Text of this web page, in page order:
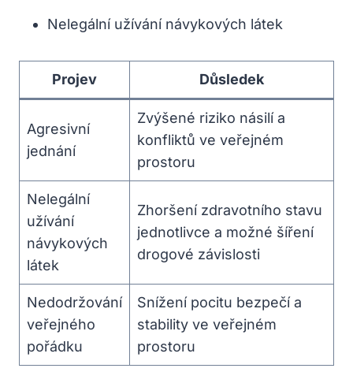
Nelegální užívání návykových látek
Projev Důsledek
Agresivní
jednání
Zvýšené riziko násilí a
konfliktů ve veřejném
prostoru
Nelegální
užívání
návykových
látek
Zhoršení zdravotního stavu
jednotlivce a možné šíření
drogové závislosti
Nedodržování
veřejného
pořádku
Snížení pocitu bezpečí a
stability ve veřejném
prostoru